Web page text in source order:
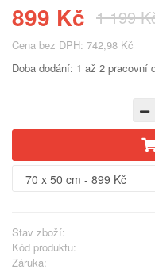
899 Kč 1 199
Cena bez DPH: 742,98 Kč
Doba dodání: 1 až 2 pracovní
Stav zboží:
Kód produktu:
Záruka: